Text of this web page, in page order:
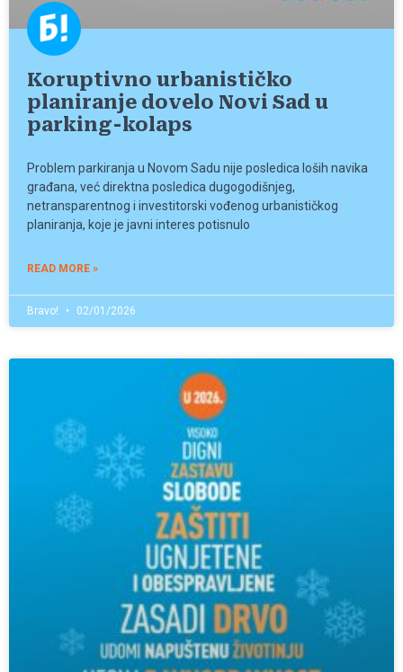
Koruptivno urbanističko
planiranje dovelo Novi Sad u
parking-kolaps
Problem parkiranja u Novom Sadu nije posledica loših navika
građana, već direktna posledica dugogodišnjeg,
netransparentnog i investitorski vođenog urbanističkog
planiranja, koje je javni interes potisnulo
READ MORE »
Bravo! 02/01/2026